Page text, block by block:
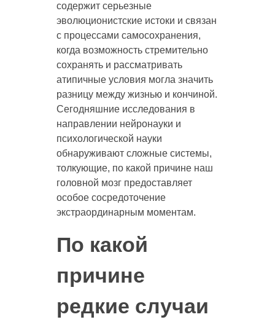
содержит серьезные
эволюционистские истоки и связан
с процессами самосохранения,
когда возможность стремительно
сохранять и рассматривать
атипичные условия могла значить
разницу между жизнью и кончиной.
Сегодняшние исследования в
направлении нейронауки и
психологической науки
обнаруживают сложные системы,
толкующие, по какой причине наш
головной мозг предоставляет
особое сосредоточение
экстраординарным моментам.
По какой
причине
редкие случаи